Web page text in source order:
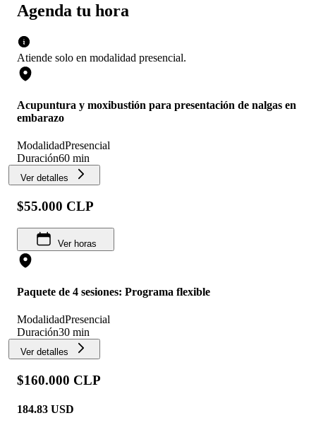
Agenda tu hora
Atiende solo en modalidad presencial.
Acupuntura y moxibustión para presentación de nalgas en
embarazo
ModalidadPresencial
Duración60 min
Ver detalles
$55.000 CLP
Ver horas
Paquete de 4 sesiones: Programa flexible
ModalidadPresencial
Duración30 min
Ver detalles
$160.000 CLP
184.83 USD